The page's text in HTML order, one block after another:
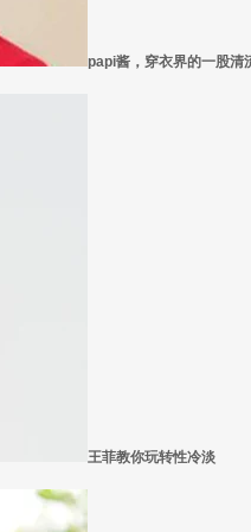
，平常往往一件两三百的衣服，都